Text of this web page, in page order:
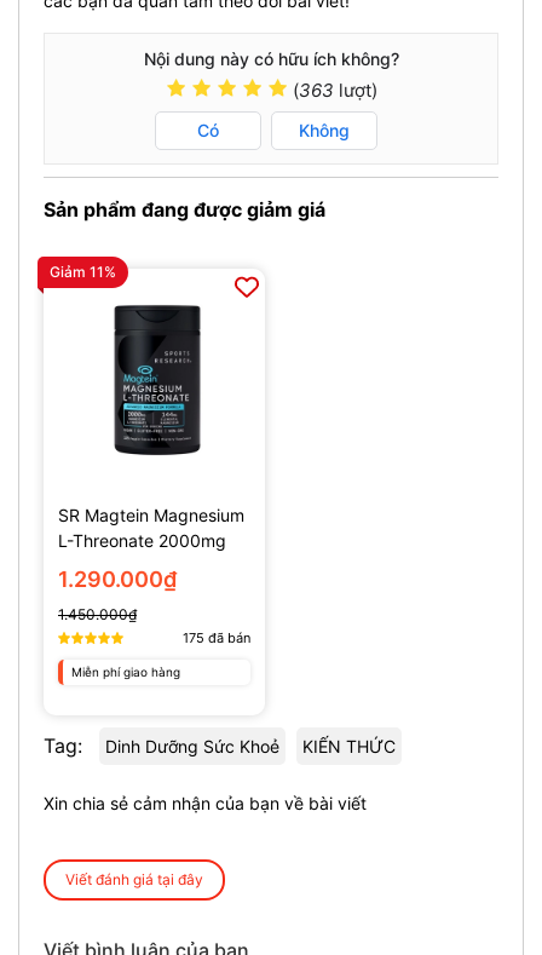
Nội dung này có hữu ích không?
(363 lượt)
Có Không
Sản phẩm đang được giảm giá
Giảm 11%
SR Magtein Magnesium
L-Threonate 2000mg
(135 Viên)
1.290.000₫
1.450.000₫
175 đã bán
Miễn phí giao hàng
Tag: Dinh Dưỡng Sức Khoẻ KIẾN THỨC
Xin chia sẻ cảm nhận của bạn về bài viết
Viết đánh giá tại đây